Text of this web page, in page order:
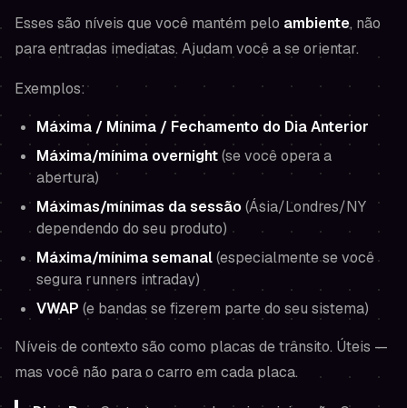
Esses são níveis que você mantém pelo ambiente, não
para entradas imediatas. Ajudam você a se orientar.
Exemplos:
Máxima / Mínima / Fechamento do Dia Anterior
Máxima/mínima overnight(se você opera a
abertura)
Máximas/mínimas da sessão(Ásia/Londres/NY
dependendo do seu produto)
Máxima/mínima semanal(especialmente se você
segura runners intraday)
VWAP (e bandas se fizerem parte do seu sistema)
Níveis de contexto são como placas de trânsito. Úteis —
mas você não para o carro em cada placa.